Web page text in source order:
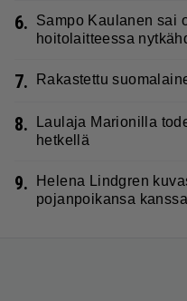
6.
Sampo Kaulanen sai
hoitolaitteessa
7. Rakastettu
8.
Laulaja Marionilla
hetkellä
9.
Helena Lindgren
pojanpoikansa